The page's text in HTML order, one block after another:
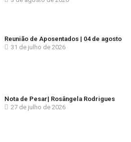
Reunião de Aposentados | 04 de agosto
31 de julho de 2026
Nota de Pesar| Rosângela Rodrigues
27 de julho de 2026